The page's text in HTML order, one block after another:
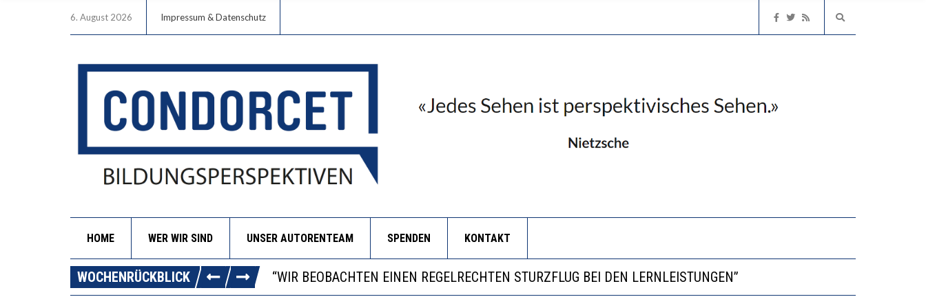
6. August 2026 Impressum & Datenschutz
HOME WER WIR SIND UNSER AUTORENTEAM SPENDEN KONTAKT
WOCHENRÜCKBLICK
ICH WILL MEHR EVIDENZ UND WILL WISSEN, WAS ALL DIE INVESTITIONEN BRINGEN
WORAUS WÄCHST, WAS KINDER TRÄGT
“WIR BEOBACHTEN EINEN REGELRECHTEN STURZFLUG BEI DEN LERNLEISTUNGEN”
DIE VERSTÄRKTE HARMONISIERUNG IM SCHULWESEN VERRINGERT DAS INNOVATIONSPOTENZIAL